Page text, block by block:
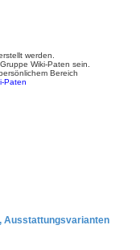
werden.
Wiki-Paten sein.
Bereich
Paten
Ausstattungsvarianten